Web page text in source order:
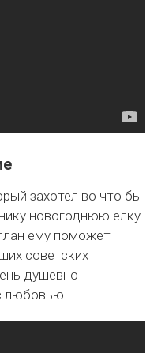
захотел во что бы
новогоднюю елку.
ему поможет
советских
душевно
любовью.